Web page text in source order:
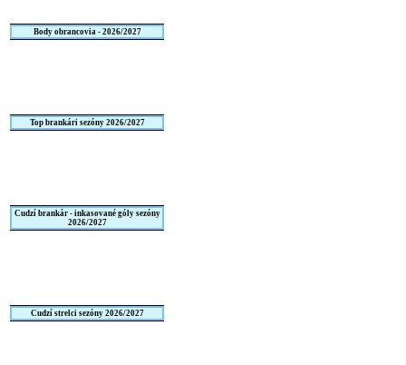
Body obrancovia - 2026/2027
Top brankári sezóny 2026/2027
Cudzí brankár - inkasované góly sezóny
2026/2027
Cudzí strelci sezóny 2026/2027